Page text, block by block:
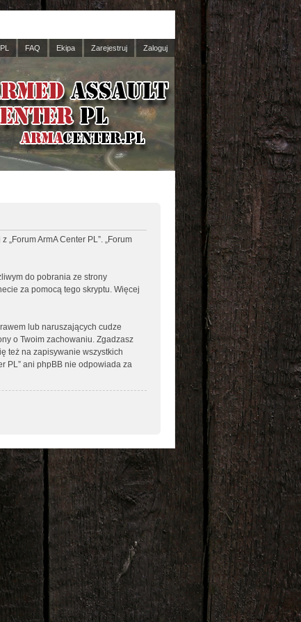
FAQ Ekipa Zarejestruj Zaloguj
ArmA Center PL”. „Forum
do pobrania ze strony
za pomocą tego skryptu. Więcej
lub naruszających cudze
o Twoim zachowaniu. Zgadzasz
też na zapisywanie wszystkich
PL” ani phpBB nie odpowiada za